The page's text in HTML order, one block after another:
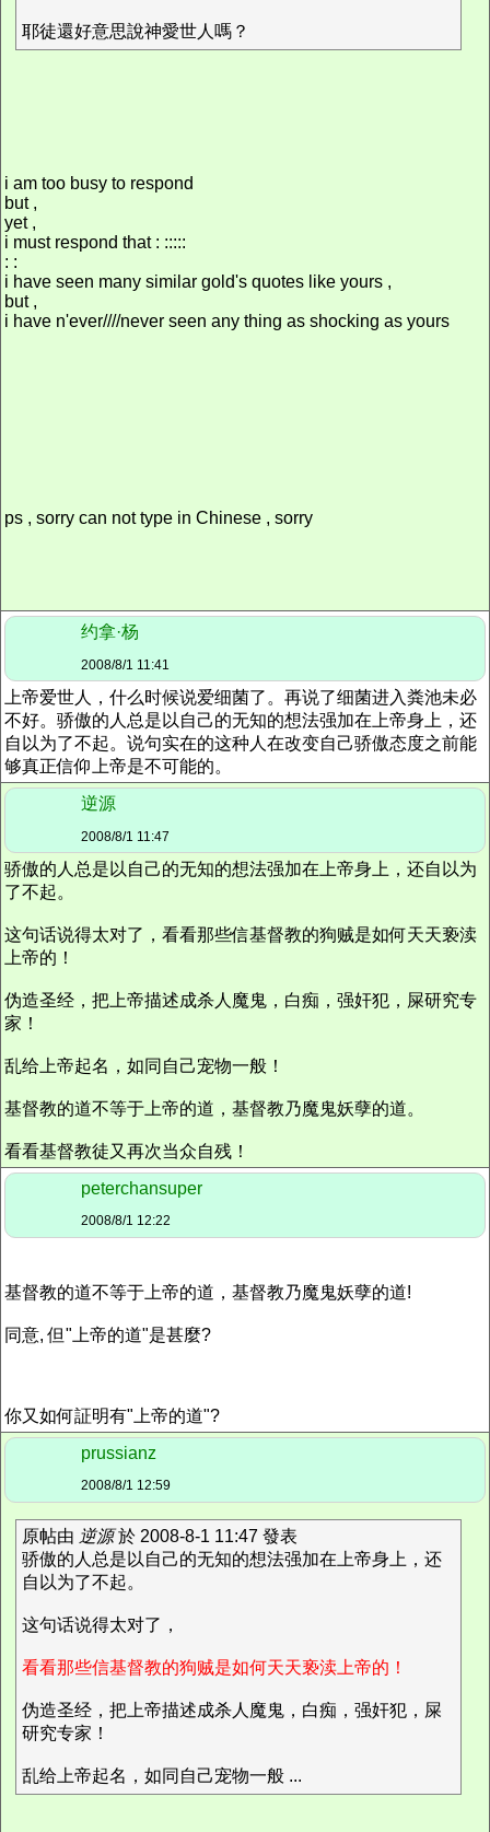
耶徒還好意思說神愛世人嗎？
i am too busy to respond
but ,
yet ,
i must respond that : :::::
: :
i have seen many similar gold's quotes like yours ,
but ,
i have n'ever////never seen any thing as shocking as yours
ps , sorry can not type in Chinese , sorry
约拿·杨
2008/8/1 11:41
上帝爱世人，什么时候说爱细菌了。再说了细菌进入粪池未必
不好。骄傲的人总是以自己的无知的想法强加在上帝身上，还
自以为了不起。说句实在的这种人在改变自己骄傲态度之前能
够真正信仰上帝是不可能的。
逆源
2008/8/1 11:47
骄傲的人总是以自己的无知的想法强加在上帝身上，还自以为
了不起。
这句话说得太对了，看看那些信基督教的狗贼是如何天天亵渎
上帝的！
伪造圣经，把上帝描述成杀人魔鬼，白痴，强奸犯，屎研究专
家！
乱给上帝起名，如同自己宠物一般！
基督教的道不等于上帝的道，基督教乃魔鬼妖孽的道。
看看基督教徒又再次当众自残！
peterchansuper
2008/8/1 12:22
基督教的道不等于上帝的道，基督教乃魔鬼妖孽的道!
同意, 但"上帝的道"是甚麼?
你又如何証明有"上帝的道"?
prussianz
2008/8/1 12:59
原帖由 逆源於 2008-8-1 11:47 發表
骄傲的人总是以自己的无知的想法强加在上帝身上，还
自以为了不起。
这句话说得太对了，
看看那些信基督教的狗贼是如何天天亵渎上帝的！
伪造圣经，把上帝描述成杀人魔鬼，白痴，强奸犯，屎
研究专家！
乱给上帝起名，如同自己宠物一般 ...